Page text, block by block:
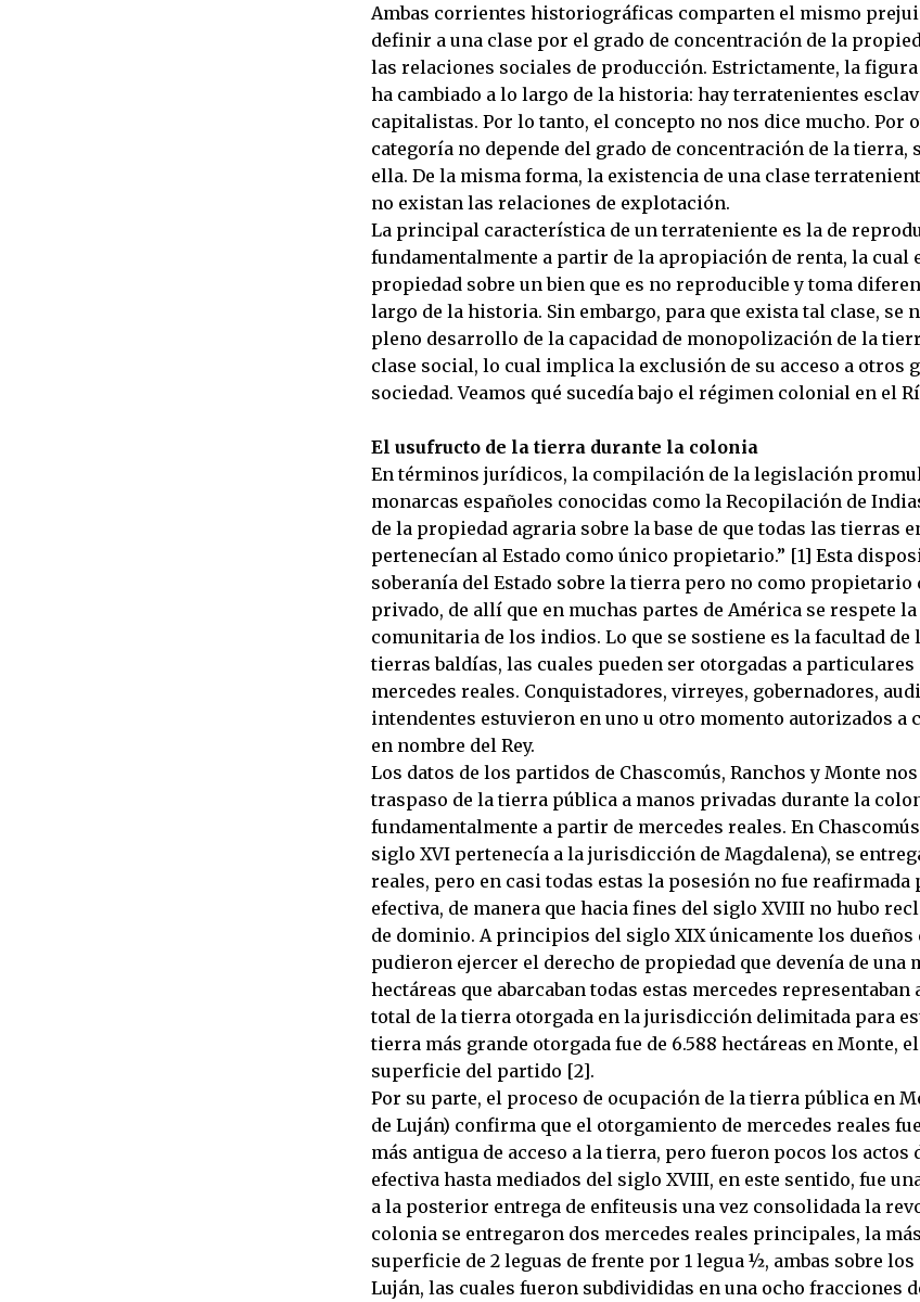
Ambas corrientes historiográficas comparten el mismo
definir a una clase por el grado de concentración de la
las relaciones sociales de producción. Estrictamente, la
ha cambiado a lo largo de la historia: hay terratenientes
capitalistas. Por lo tanto, el concepto no nos dice mucho. Por
categoría no depende del grado de concentración de la tierra,
ella. De la misma forma, la existencia de una clase
no existan las relaciones de explotación.
La principal característica de un terrateniente es la de
fundamentalmente a partir de la apropiación de renta, la cual
propiedad sobre un bien que es no reproducible y toma
largo de la historia. Sin embargo, para que exista tal clase, se
pleno desarrollo de la capacidad de monopolización de la
clase social, lo cual implica la exclusión de su acceso a otros
sociedad. Veamos qué sucedía bajo el régimen colonial en el
El usufructo de la tierra durante la colonia
En términos jurídicos, la compilación de la legislación
monarcas españoles conocidas como la Recopilación de
de la propiedad agraria sobre la base de que todas las tierras
pertenecían al Estado como único propietario.” [1] Esta
soberanía del Estado sobre la tierra pero no como propietario
privado, de allí que en muchas partes de América se respete
comunitaria de los indios. Lo que se sostiene es la facultad de
tierras baldías, las cuales pueden ser otorgadas a particulares
mercedes reales. Conquistadores, virreyes, gobernadores,
intendentes estuvieron en uno u otro momento autorizados a
en nombre del Rey.
Los datos de los partidos de Chascomús, Ranchos y Monte
traspaso de la tierra pública a manos privadas durante la
fundamentalmente a partir de mercedes reales. En
siglo XVI pertenecía a la jurisdicción de Magdalena), se
reales, pero en casi todas estas la posesión no fue reafirmada
efectiva, de manera que hacia fines del siglo XVIII no hubo
de dominio. A principios del siglo XIX únicamente los dueños
pudieron ejercer el derecho de propiedad que devenía de una
hectáreas que abarcaban todas estas mercedes representaban
total de la tierra otorgada en la jurisdicción delimitada para
tierra más grande otorgada fue de 6.588 hectáreas en Monte, el
superficie del partido [2].
Por su parte, el proceso de ocupación de la tierra pública en
de Luján) confirma que el otorgamiento de mercedes reales
más antigua de acceso a la tierra, pero fueron pocos los actos
efectiva hasta mediados del siglo XVIII, en este sentido, fue
a la posterior entrega de enfiteusis una vez consolidada la
colonia se entregaron dos mercedes reales principales, la
superficie de 2 leguas de frente por 1 legua ½, ambas sobre
Luján, las cuales fueron subdivididas en una ocho fracciones